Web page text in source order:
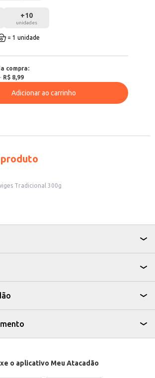
+10
unidades
= 1 unidade
compra:
· R$ 8,99
Adicionar ao carrinho
Tradicional 300g
o aplicativo Meu Atacadão